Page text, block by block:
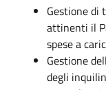
Gestione di
attinenti il
spese a
Gestione
degli